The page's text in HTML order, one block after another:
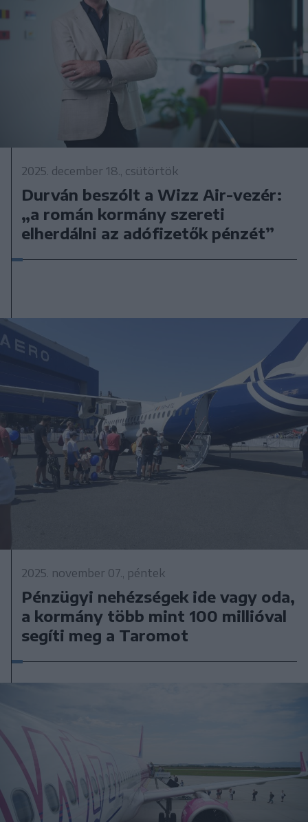
2025. december 18., csütörtök
Durván beszólt a Wizz Air-vezér:
„a román kormány szereti
elherdálni az adófizetők pénzét”
2025. november 07., péntek
Pénzügyi nehézségek ide vagy oda,
a kormány több mint 100 millióval
segíti meg a Taromot